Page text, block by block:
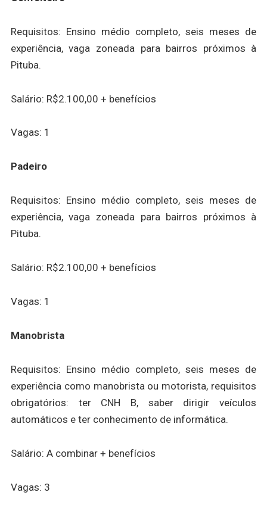
Requisitos: Ensino médio completo, seis meses de
experiência, vaga zoneada para bairros próximos à
Pituba.
Salário: R$2.100,00 + benefícios
Vagas: 1
Padeiro
Requisitos: Ensino médio completo, seis meses de
experiência, vaga zoneada para bairros próximos à
Pituba.
Salário: R$2.100,00 + benefícios
Vagas: 1
Manobrista
Requisitos: Ensino médio completo, seis meses de
experiência como manobrista ou motorista, requisitos
obrigatórios: ter CNH B, saber dirigir veículos
automáticos e ter conhecimento de informática.
Salário: A combinar + benefícios
Vagas: 3